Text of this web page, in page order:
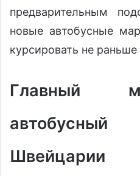
предварительным
новые автобусные
курсировать не раньше
Главный
Швейцарии